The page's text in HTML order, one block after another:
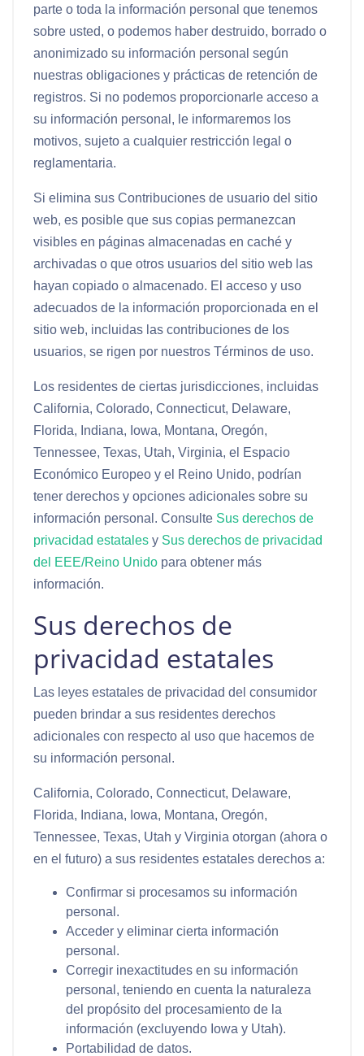
parte o toda la información personal que tenemos
sobre usted, o podemos haber destruido, borrado o
anonimizado su información personal según
nuestras obligaciones y prácticas de retención de
registros. Si no podemos proporcionarle acceso a
su información personal, le informaremos los
motivos, sujeto a cualquier restricción legal o
reglamentaria.
Si elimina sus Contribuciones de usuario del sitio
web, es posible que sus copias permanezcan
visibles en páginas almacenadas en caché y
archivadas o que otros usuarios del sitio web las
hayan copiado o almacenado. El acceso y uso
adecuados de la información proporcionada en el
sitio web, incluidas las contribuciones de los
usuarios, se rigen por nuestros Términos de uso.
Los residentes de ciertas jurisdicciones, incluidas
California, Colorado, Connecticut, Delaware,
Florida, Indiana, Iowa, Montana, Oregón,
Tennessee, Texas, Utah, Virginia, el Espacio
Económico Europeo y el Reino Unido, podrían
tener derechos y opciones adicionales sobre su
información personal. Consulte Sus derechos de
privacidad estatales y Sus derechos de privacidad
del EEE/Reino Unido para obtener más
información.
Sus derechos de
privacidad estatales
Las leyes estatales de privacidad del consumidor
pueden brindar a sus residentes derechos
adicionales con respecto al uso que hacemos de
su información personal.
California, Colorado, Connecticut, Delaware,
Florida, Indiana, Iowa, Montana, Oregón,
Tennessee, Texas, Utah y Virginia otorgan (ahora o
en el futuro) a sus residentes estatales derechos a:
Confirmar si procesamos su información
personal.
Acceder y eliminar cierta información
personal.
Corregir inexactitudes en su información
personal, teniendo en cuenta la naturaleza
del propósito del procesamiento de la
información (excluyendo Iowa y Utah).
Portabilidad de datos.